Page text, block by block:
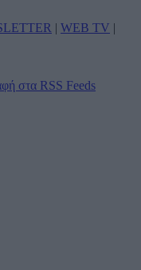
| WEB TV |